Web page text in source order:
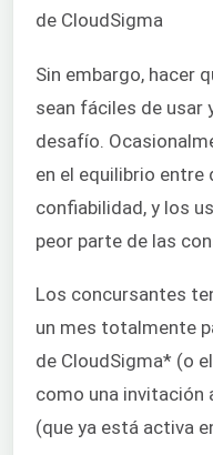
de CloudSigma
Sin embargo, hacer
sean fáciles de usar
desafío.
en el equilibrio
confiabilidad, y los
peor parte de las
Los concursantes
un mes totalmente
de CloudSigma* (o
como una invitación
(que ya está activa